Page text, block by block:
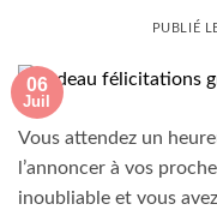
PUBLIÉ
06
Juil
Vous attendez un
l’annoncer à vos
inoubliable et vous